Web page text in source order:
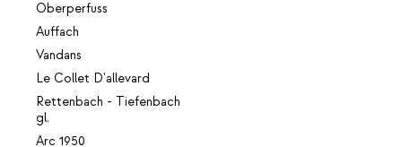
Oberperfuss
Auffach
Vandans
Le Collet D'allevard
Rettenbach - Tiefenbach
gl.
Arc 1950